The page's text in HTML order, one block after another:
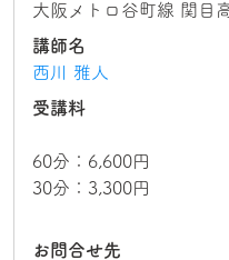
大阪メトロ谷町線 関目
講師名
西川 雅人
受講料
60分：6,600円
30分：3,300円
お問合せ先